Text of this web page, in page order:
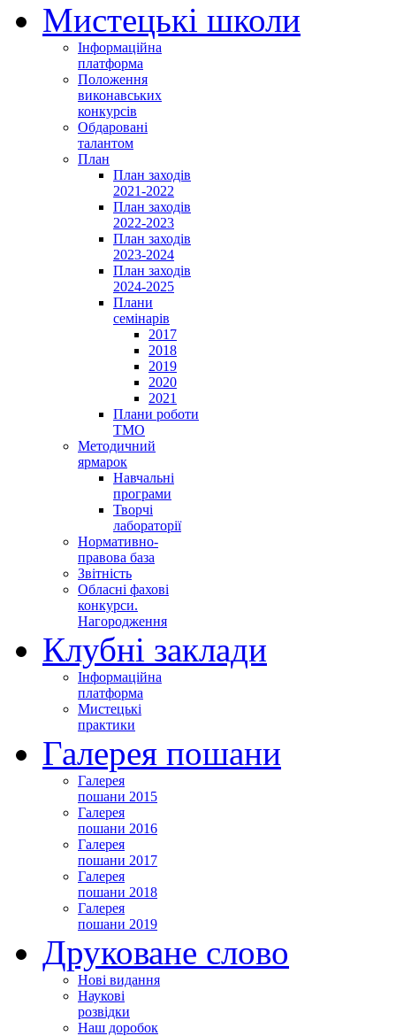
Мистецькі школи
Інформаційна
платформа
Положення
виконавських
конкурсів
Обдаровані
талантом
План
План заходів
2021-2022
План заходів
2022-2023
План заходів
2023-2024
План заходів
2024-2025
Плани
семінарів
2017
2018
2019
2020
2021
Плани роботи
ТМО
Методичний
ярмарок
Навчальні
програми
Творчі
лабораторії
Нормативно-
правова база
Звітність
Обласні фахові
конкурси.
Нагородження
Клубні заклади
Інформаційна
платформа
Мистецькі
практики
Галерея пошани
Галерея
пошани 2015
Галерея
пошани 2016
Галерея
пошани 2017
Галерея
пошани 2018
Галерея
пошани 2019
Друковане слово
Нові видання
Наукові
розвідки
Наш доробок